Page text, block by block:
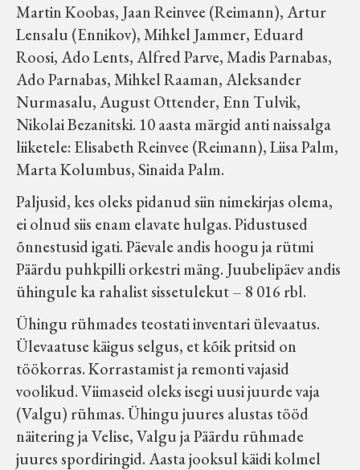
Martin Koobas, Jaan Reinvee (Reimann), Artur
Lensalu (Ennikov), Mihkel Jammer, Eduard
Roosi, Ado Lents, Alfred Parve, Madis Parnabas,
Ado Parnabas, Mihkel Raaman, Aleksander
Nurmasalu, August Ottender, Enn Tulvik,
Nikolai Bezanitski. 10 aasta märgid anti naissalga
liiketele: Elisabeth Reinvee (Reimann), Liisa Palm,
Marta Kolumbus, Sinaida Palm.
Paljusid, kes oleks pidanud siin nimekirjas olema,
ei olnud siis enam elavate hulgas. Pidustused
õnnestusid igati. Päevale andis hoogu ja rütmi
Päärdu puhkpilli orkestri mäng. Juubelipäev andis
ühingule ka rahalist sissetulekut – 8 016 rbl.
Ühingu rühmades teostati inventari ülevaatus.
Ülevaatuse käigus selgus, et kõik pritsid on
töökorras. Korrastamist ja remonti vajasid
voolikud. Viimaseid oleks isegi uusi juurde vaja
(Valgu) rühmas. Ühingu juures alustas tööd
näitering ja Velise, Valgu ja Päärdu rühmade
juures spordiringid. Aasta jooksul käidi kolmel